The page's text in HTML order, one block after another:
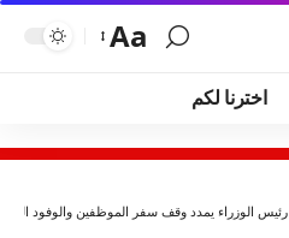
Aa
اخترنا لكم
رئيس الوزراء يمدد وقف سفر الموظفين والوفود